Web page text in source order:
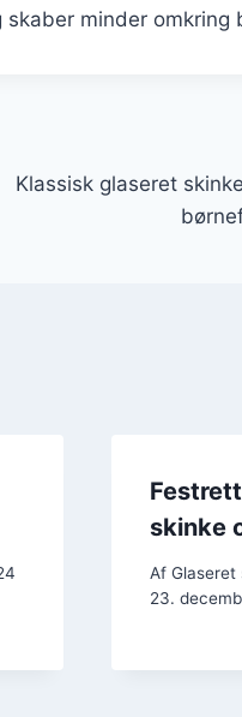
minder omkring
Klassisk glaseret
skinke
Af Glaseret
23.